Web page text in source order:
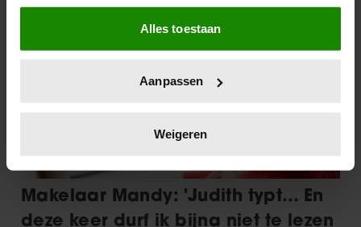
Als u het toestaat, willen we ook graag:
Informatie verzamelen over uw geografische
locatie, die tot een paar meter nauwkeurig kan zijn
scannen op specifieke eigenschappen (fingerprinting)
verwerkt en stel uw voorkeuren in het
intrekken in de Cookieverklaring.
We gebruiken cookies om content en advertenties te
Alles toestaan
Aanpassen
Weigeren